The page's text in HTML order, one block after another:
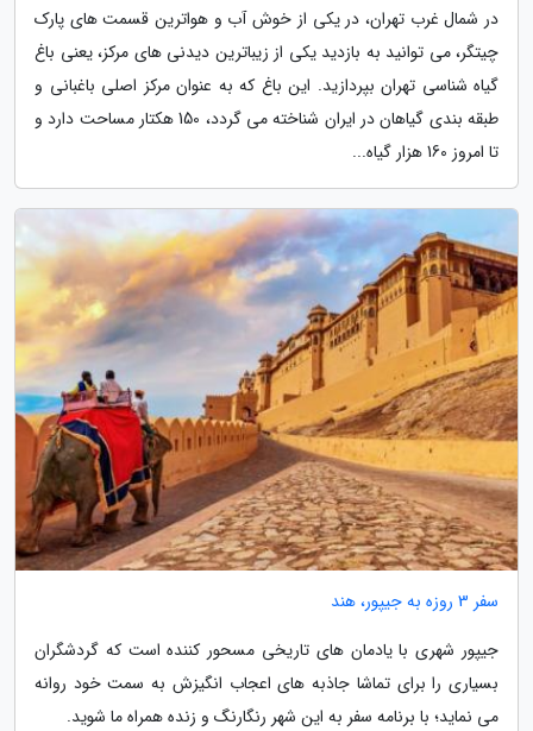
در شمال غرب تهران، در یکی از خوش آب و هواترین قسمت های پارک
چیتگر، می توانید به بازدید یکی از زیباترین دیدنی های مرکز، یعنی باغ
گیاه شناسی تهران بپردازید. این باغ که به عنوان مرکز اصلی باغبانی و
طبقه بندی گیاهان در ایران شناخته می گردد، 150 هکتار مساحت دارد و
تا امروز 160 هزار گیاه...
سفر 3 روزه به جیپور، هند
جیپور شهری با یادمان های تاریخی مسحور کننده است که گردشگران
بسیاری را برای تماشا جاذبه های اعجاب انگیزش به سمت خود روانه
می نماید؛ با برنامه سفر به این شهر رنگارنگ و زنده همراه ما شوید.